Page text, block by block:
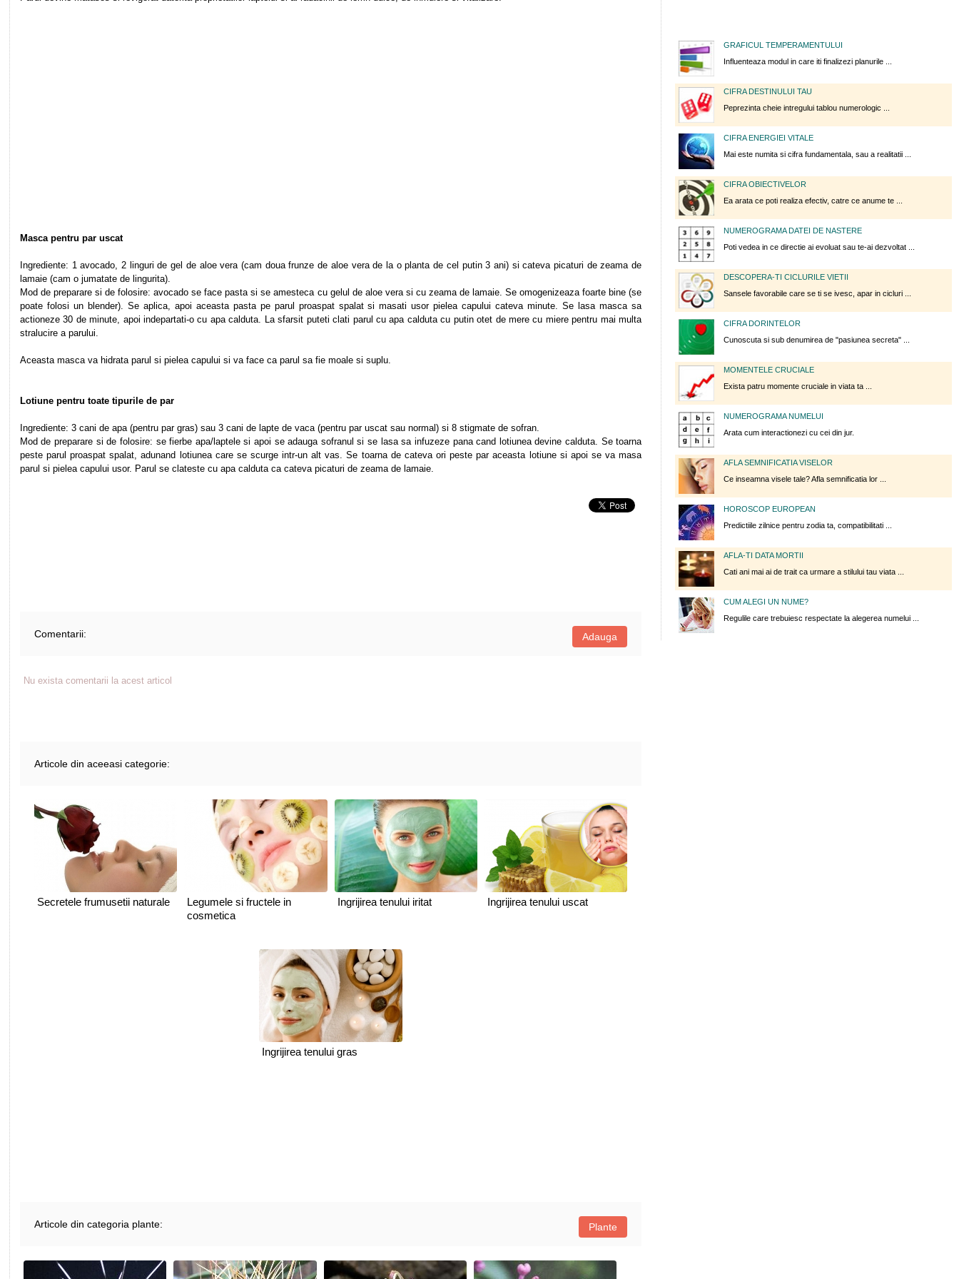
Masca pentru par uscat
Ingrediente: 1 avocado, 2 linguri de gel de aloe vera (cam doua frunze de aloe vera de la o planta de cel putin 3 ani) si cateva picaturi de zeama de
lamaie (cam o jumatate de lingurita).
Mod de preparare si de folosire: avocado se face pasta si se amesteca cu gelul de aloe vera si cu zeama de lamaie. Se omogenizeaza foarte bine (se
poate folosi un blender). Se aplica, apoi aceasta pasta pe parul proaspat spalat si masati usor pielea capului cateva minute. Se lasa masca sa
actioneze 30 de minute, apoi indepartati-o cu apa calduta. La sfarsit puteti clati parul cu apa calduta cu putin otet de mere cu miere pentru mai multa
stralucire a parului.
Aceasta masca va hidrata parul si pielea capului si va face ca parul sa fie moale si suplu.
Lotiune pentru toate tipurile de par
Ingrediente: 3 cani de apa (pentru par gras) sau 3 cani de lapte de vaca (pentru par uscat sau normal) si 8 stigmate de sofran.
Mod de preparare si de folosire: se fierbe apa/laptele si apoi se adauga sofranul si se lasa sa infuzeze pana cand lotiunea devine calduta. Se toarna
peste parul proaspat spalat, adunand lotiunea care se scurge intr-un alt vas. Se toarna de cateva ori peste par aceasta lotiune si apoi se va masa
parul si pielea capului usor. Parul se clateste cu apa calduta ca cateva picaturi de zeama de lamaie.
Comentarii: Adauga
Nu exista comentarii la acest articol
Articole din aceeasi categorie:
Secretele frumusetii naturale
Legumele si fructele in
cosmetica
Ingrijirea tenului iritat Ingrijirea tenului uscat
Ingrijirea tenului gras
Articole din categoria plante: Plante
GRAFICUL TEMPERAMENTULUI
Influenteaza modul in care iti finalizezi planurile ...
CIFRA DESTINULUI TAU
Peprezinta cheie intregului tablou numerologic ...
CIFRA ENERGIEI VITALE
Mai este numita si cifra fundamentala, sau a realitatii ...
CIFRA OBIECTIVELOR
Ea arata ce poti realiza efectiv, catre ce anume te ...
NUMEROGRAMA DATEI DE NASTERE
Poti vedea in ce directie ai evoluat sau te-ai dezvoltat ...
DESCOPERA-TI CICLURILE VIETII
Sansele favorabile care se ti se ivesc, apar in cicluri ...
CIFRA DORINTELOR
Cunoscuta si sub denumirea de "pasiunea secreta" ...
MOMENTELE CRUCIALE
Exista patru momente cruciale in viata ta ...
NUMEROGRAMA NUMELUI
Arata cum interactionezi cu cei din jur.
AFLA SEMNIFICATIA VISELOR
Ce inseamna visele tale? Afla semnificatia lor ...
HOROSCOP EUROPEAN
Predictiile zilnice pentru zodia ta, compatibilitati ...
AFLA-TI DATA MORTII
Cati ani mai ai de trait ca urmare a stilului tau viata ...
CUM ALEGI UN NUME?
Regulile care trebuiesc respectate la alegerea numelui ...